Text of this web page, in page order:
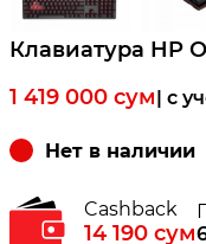
Клавиатура HP
1 419 000 сум| c
Нет в наличии
Cashback
14 190 сум